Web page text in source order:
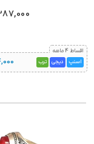
اقساط 4 ماهه
اسنپ
دیجی ترب